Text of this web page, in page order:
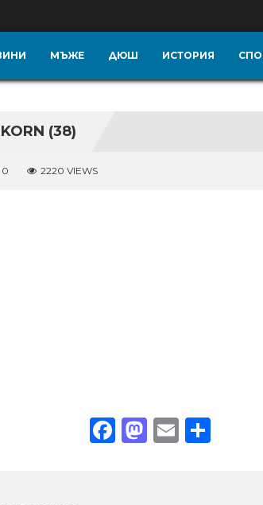
МЪЖЕ ДЮШ ИСТОРИЯ
(38)
0 2220 VIEWS
Facebook
Mastodon
EmailShare